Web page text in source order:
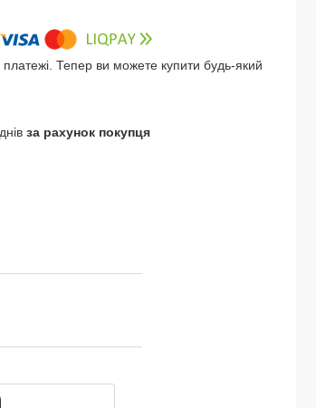
платежі. Тепер ви можете купити будь-який
за рахунок покупця